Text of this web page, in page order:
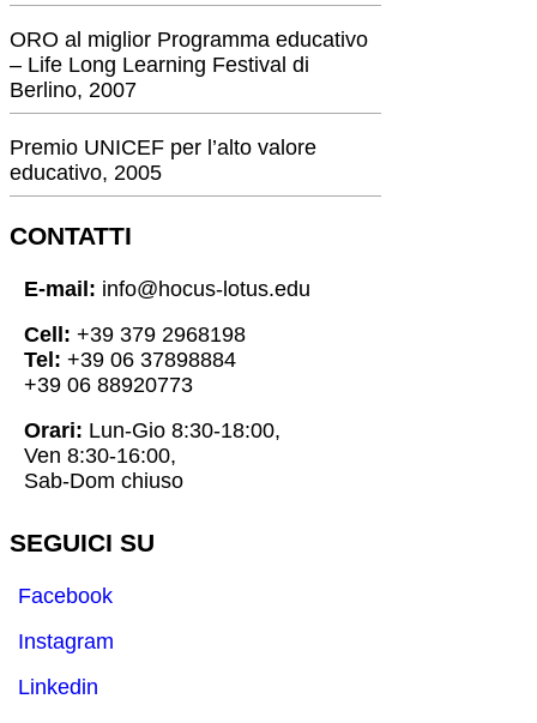
ORO al miglior Programma educativo
– Life Long Learning Festival di
Berlino, 2007
Premio UNICEF per l’alto valore
educativo, 2005
CONTATTI
E-mail: info@hocus-lotus.edu
Cell: +39 379 2968198
Tel: +39 06 37898884
+39 06 88920773
Orari: Lun-Gio 8:30-18:00,
Ven 8:30-16:00,
Sab-Dom chiuso
SEGUICI SU
Facebook
Instagram
Linkedin